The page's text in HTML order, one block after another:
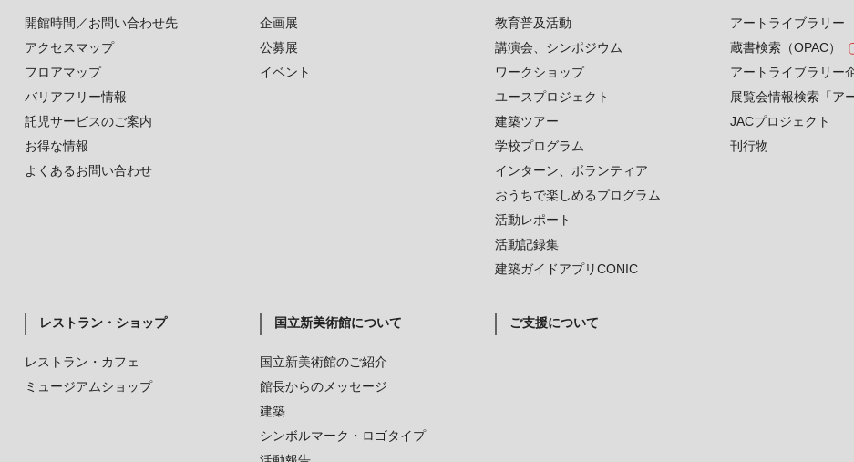
開館時間／お問い合わせ先
アクセスマップ
フロアマップ
バリアフリー情報
託児サービスのご案内
お得な情報
よくあるお問い合わせ
企画展
公募展
イベント
教育普及活動
講演会、シンポジウム
ワークショップ
ユースプロジェクト
建築ツアー
学校プログラム
インターン、ボランティア
おうちで楽しめるプログラム
活動レポート
活動記録集
建築ガイドアプリCONIC
アートライブラリー
蔵書検索（OPAC）
アートライブラリー
展覧会情報検索「ア
JACプロジェクト
刊行物
レストラン・ショップ
レストラン・カフェ
ミュージアムショップ
国立新美術館について
国立新美術館のご紹介
館長からのメッセージ
建築
シンボルマーク・ロゴタイプ
ご支援について